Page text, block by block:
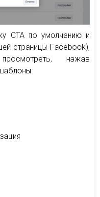
CTA по умолчанию и
страницы Facebook),
нажав